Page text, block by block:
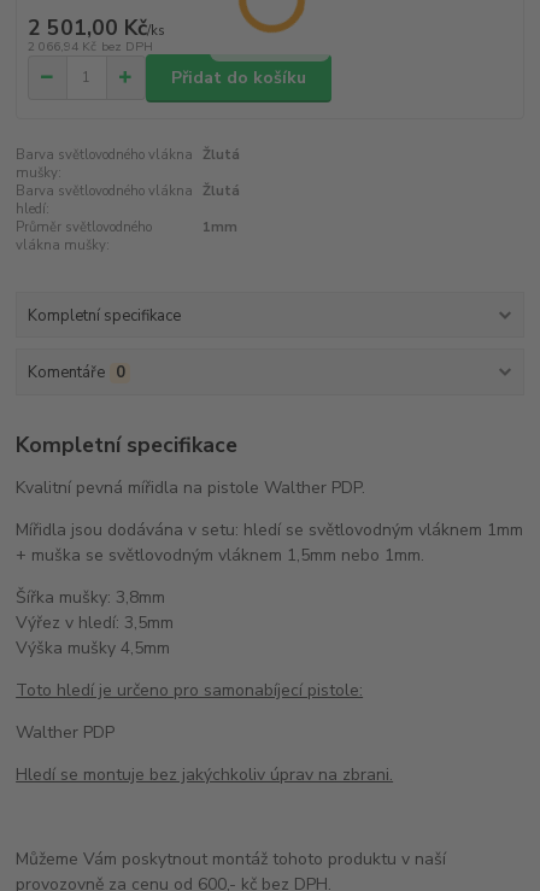
2 501,00 Kč/ks
2 066,94 Kč bez DPH
Přidat do košíku
Barva světlovodného vlákna
mušky:
Žlutá
Barva světlovodného vlákna
hledí:
Žlutá
Průměr světlovodného
vlákna mušky:
1mm
Kompletní specifikace
Komentáře 0
Kompletní specifikace
Kvalitní pevná mířidla na pistole Walther PDP.
Mířidla jsou dodávána v setu: hledí se světlovodným vláknem 1mm
+ muška se světlovodným vláknem 1,5mm nebo 1mm.
Šířka mušky: 3,8mm
Výřez v hledí: 3,5mm
Výška mušky 4,5mm
Toto hledí je určeno pro samonabíjecí pistole:
Walther PDP
Hledí se montuje bez jakýchkoliv úprav na zbrani.
Můžeme Vám poskytnout montáž tohoto produktu v naší
provozovně za cenu od 600,- kč bez DPH.